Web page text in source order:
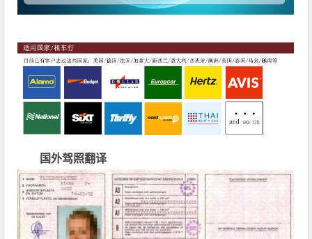
国外驾照翻译